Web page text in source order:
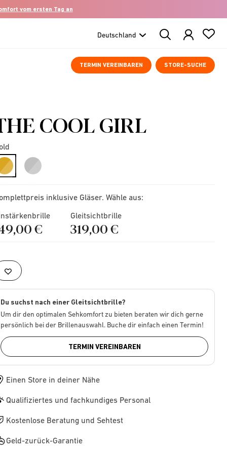
vom ersten Tag an
Search
Products
TERMIN VEREINBAREN STORE-SUCHE
COOL GIRL
selected
inklusive Gläser. Wähle aus:
€
Gleitsichtbrille
319,00 €
Du suchst nach einer Gleitsichtbrille?
Um dir den optimalen Sehkomfort zu bieten beraten wir dich gerne
persönlich bei der Brillenauswahl. Buche dir einfach einen Termin!
TERMIN VEREINBAREN
Einen Store in deiner Nähe
Qualifiziertes und fachkundiges Personal
Kostenlose Beratung und Sehtest
Geld-zurück-Garantie